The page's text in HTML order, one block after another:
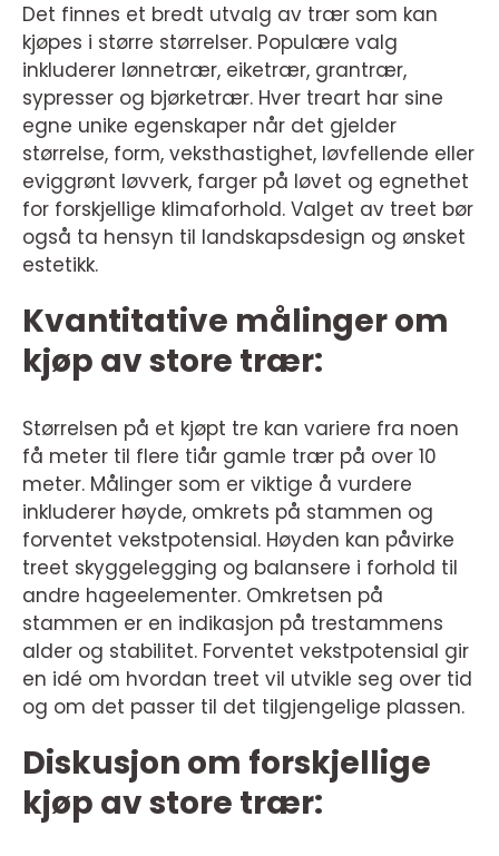
Det finnes et bredt utvalg av trær som kan
kjøpes i større størrelser. Populære valg
inkluderer lønnetrær, eiketrær, grantrær,
sypresser og bjørketrær. Hver treart har sine
egne unike egenskaper når det gjelder
størrelse, form, veksthastighet, løvfellende eller
eviggrønt løvverk, farger på løvet og egnethet
for forskjellige klimaforhold. Valget av treet bør
også ta hensyn til landskapsdesign og ønsket
estetikk.
Kvantitative målinger om
kjøp av store trær:
Størrelsen på et kjøpt tre kan variere fra noen
få meter til flere tiår gamle trær på over 10
meter. Målinger som er viktige å vurdere
inkluderer høyde, omkrets på stammen og
forventet vekstpotensial. Høyden kan påvirke
treet skyggelegging og balansere i forhold til
andre hageelementer. Omkretsen på
stammen er en indikasjon på trestammens
alder og stabilitet. Forventet vekstpotensial gir
en idé om hvordan treet vil utvikle seg over tid
og om det passer til det tilgjengelige plassen.
Diskusjon om forskjellige
kjøp av store trær: